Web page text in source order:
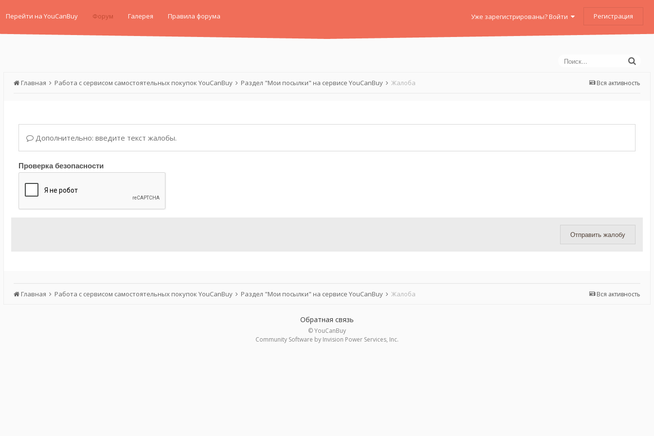
Перейти на YouCanBuy Форум Галерея Правила форума Уже зарегистрированы? Войти Регистрация
Вся активность
Главная Работа с сервисом самостоятельных покупок YouCanBuy Раздел "Мои посылки" на сервисе YouCanBuy Жалоба
Дополнительно: введите текст жалобы.
Проверка безопасности
Отправить жалобу
Вся активность
Главная Работа с сервисом самостоятельных покупок YouCanBuy Раздел "Мои посылки" на сервисе YouCanBuy Жалоба
Обратная связь
© YouCanBuy
Community Software by Invision Power Services, Inc.